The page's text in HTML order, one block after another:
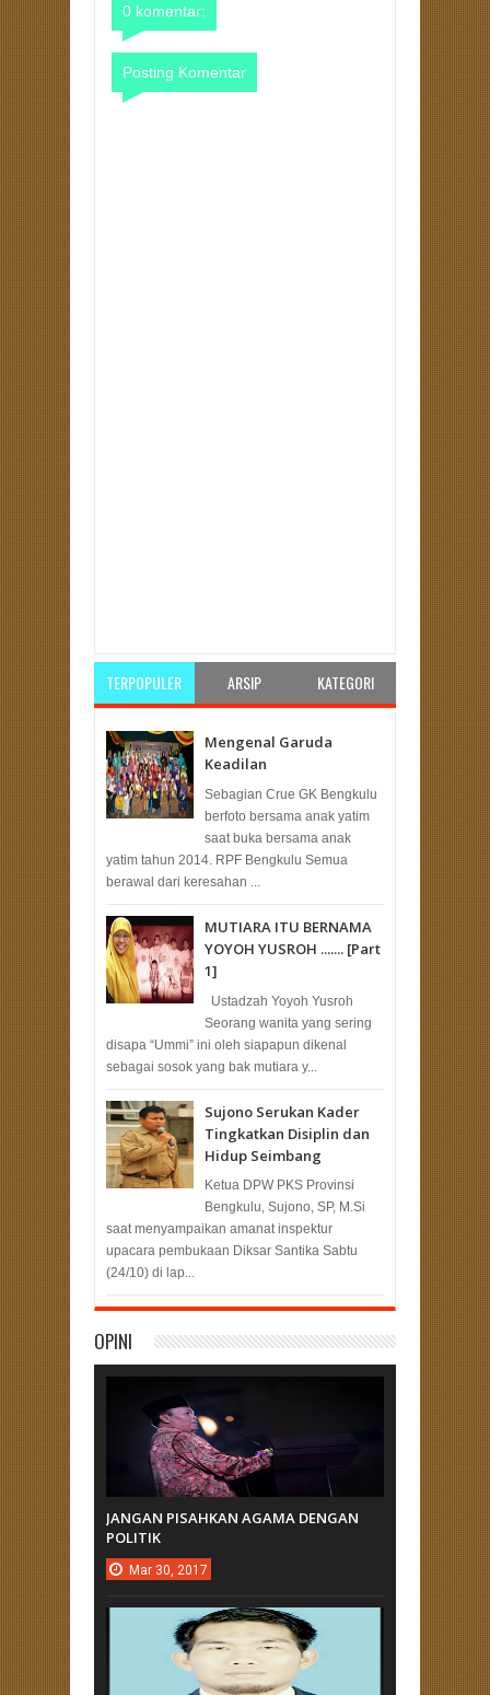
0 komentar:
Posting Komentar
TERPOPULER ARSIP KATEGORI
Mengenal Garuda
Keadilan
Sebagian Crue GK Bengkulu
berfoto bersama anak yatim
saat buka bersama anak
yatim tahun 2014. RPF Bengkulu Semua
berawal dari keresahan ...
MUTIARA ITU BERNAMA
YOYOH YUSROH ....... [Part
1]
Ustadzah Yoyoh Yusroh
Seorang wanita yang sering
disapa “Ummi” ini oleh siapapun dikenal
sebagai sosok yang bak mutiara y...
Sujono Serukan Kader
Tingkatkan Disiplin dan
Hidup Seimbang
Ketua DPW PKS Provinsi
Bengkulu, Sujono, SP, M.Si
saat menyampaikan amanat inspektur
upacara pembukaan Diksar Santika Sabtu
(24/10) di lap...
OPINI
JANGAN PISAHKAN AGAMA DENGAN
POLITIK
Mar 30, 2017